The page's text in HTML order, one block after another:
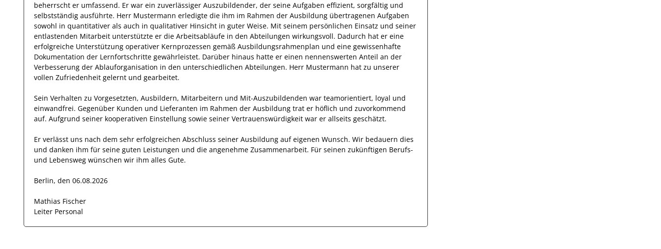
beherrscht er umfassend. Er war ein zuverlässiger Auszubildender, der seine Aufgaben effizient, sorgfältig und
selbstständig ausführte. Herr Mustermann erledigte die ihm im Rahmen der Ausbildung übertragenen Aufgaben
sowohl in quantitativer als auch in qualitativer Hinsicht in guter Weise. Mit seinem persönlichen Einsatz und seiner
entlastenden Mitarbeit unterstützte er die Arbeitsabläufe in den Abteilungen wirkungsvoll. Dadurch hat er eine
erfolgreiche Unterstützung operativer Kernprozessen gemäß Ausbildungsrahmenplan und eine gewissenhafte
Dokumentation der Lernfortschritte gewährleistet. Darüber hinaus hatte er einen nennenswerten Anteil an der
Verbesserung der Ablauforganisation in den unterschiedlichen Abteilungen. Herr Mustermann hat zu unserer
vollen Zufriedenheit gelernt und gearbeitet.
Sein Verhalten zu Vorgesetzten, Ausbildern, Mitarbeitern und Mit-Auszubildenden war teamorientiert, loyal und
einwandfrei. Gegenüber Kunden und Lieferanten im Rahmen der Ausbildung trat er höflich und zuvorkommend
auf. Aufgrund seiner kooperativen Einstellung sowie seiner Vertrauenswürdigkeit war er allseits geschätzt.
Er verlässt uns nach dem sehr erfolgreichen Abschluss seiner Ausbildung auf eigenen Wunsch. Wir bedauern dies
und danken ihm für seine guten Leistungen und die angenehme Zusammenarbeit. Für seinen zukünftigen Berufs-
und Lebensweg wünschen wir ihm alles Gute.
Berlin, den 06.08.2026
Mathias Fischer
Leiter Personal